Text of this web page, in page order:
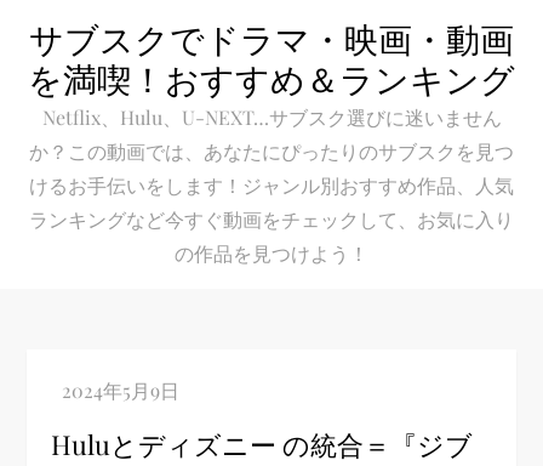
content
サブスクでドラマ・映画・動画
を満喫！おすすめ＆ランキング
Netflix、Hulu、U-NEXT…サブスク選びに迷いません
か？この動画では、あなたにぴったりのサブスクを見つ
けるお手伝いをします！ジャンル別おすすめ作品、人気
ランキングなど今すぐ動画をチェックして、お気に入り
の作品を見つけよう！
Huluとディズニー の統合＝『ジブ